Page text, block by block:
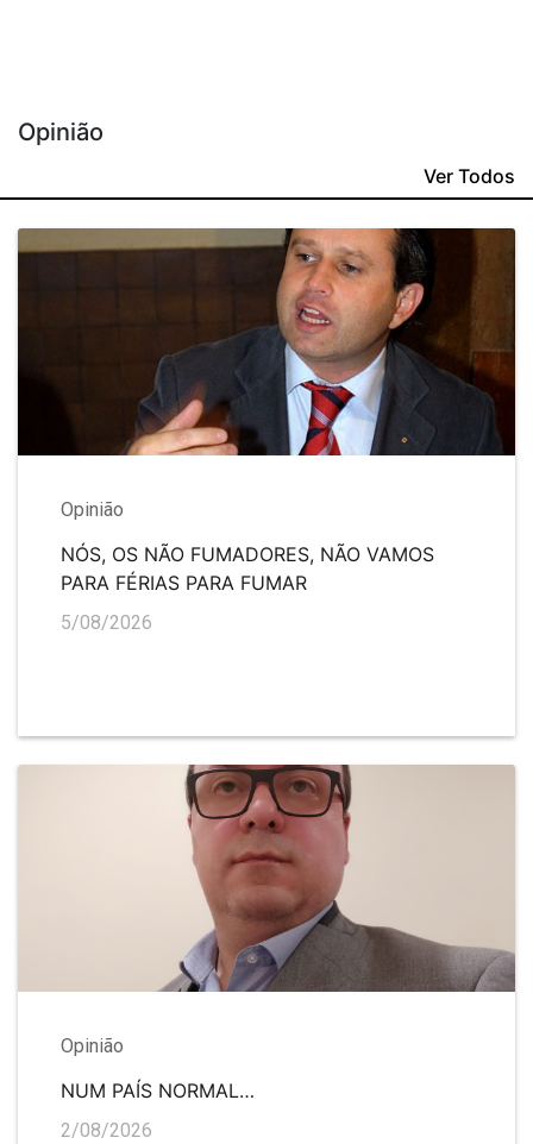
Opinião
Ver Todos
Opinião
NÓS, OS NÃO FUMADORES, NÃO VAMOS
PARA FÉRIAS PARA FUMAR
5/08/2026
Opinião
NUM PAÍS NORMAL…
2/08/2026